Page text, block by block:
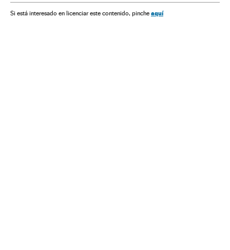
Economia Telecomunicações Meios comunicação
Si está interesado en licenciar este contenido, pinche aquí